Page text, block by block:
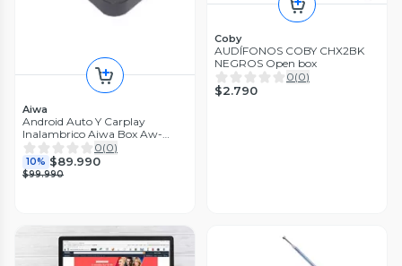
Aiwa
Android Auto Y Carplay
Inalambrico Aiwa Box Aw-
str464
0(0)
10% $89.990
$99.990
Coby
AUDÍFONOS COBY CHX2BK
NEGROS Open box
0(0)
$2.790